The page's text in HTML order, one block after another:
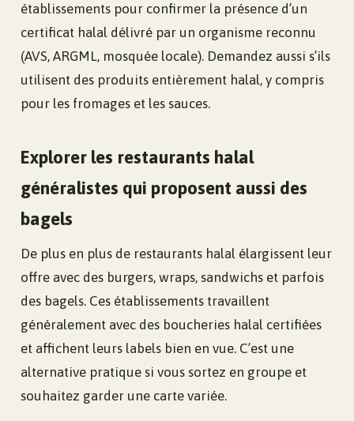
établissements pour confirmer la présence d’un
certificat halal délivré par un organisme reconnu
(AVS, ARGML, mosquée locale). Demandez aussi s’ils
utilisent des produits entièrement halal, y compris
pour les fromages et les sauces.
Explorer les restaurants halal
généralistes qui proposent aussi des
bagels
De plus en plus de restaurants halal élargissent leur
offre avec des burgers, wraps, sandwichs et parfois
des bagels. Ces établissements travaillent
généralement avec des boucheries halal certifiées
et affichent leurs labels bien en vue. C’est une
alternative pratique si vous sortez en groupe et
souhaitez garder une carte variée.